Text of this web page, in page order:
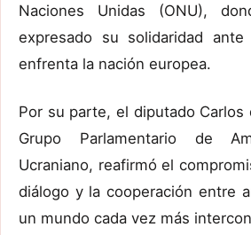
Naciones Unidas (ONU),
expresado su solidaridad
enfrenta la nación europea.
Por su parte, el diputado Carlos
Grupo Parlamentario de
Ucraniano, reafirmó el
diálogo y la cooperación entre
un mundo cada vez más